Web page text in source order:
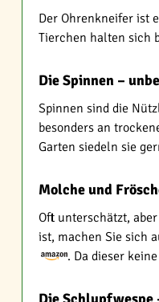
Der Ohrenkneifer ist
Tierchen halten sich
Die Spinnen –
Spinnen sind die
besonders an
Garten siedeln sie
Molche und
Oft unterschätzt,
ist, machen Sie sich
. Da dieser